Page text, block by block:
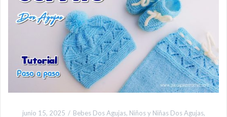
junio 15, 2025 Bebes Dos Agujas, Niños y Niñas Dos Agujas,